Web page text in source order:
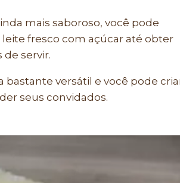
mais saboroso, você pode
fresco com açúcar até obter
servir.
versátil e você pode
seus convidados.